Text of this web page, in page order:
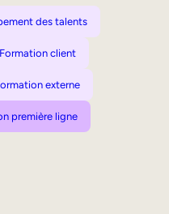
des talents
Formation client
externe
première ligne